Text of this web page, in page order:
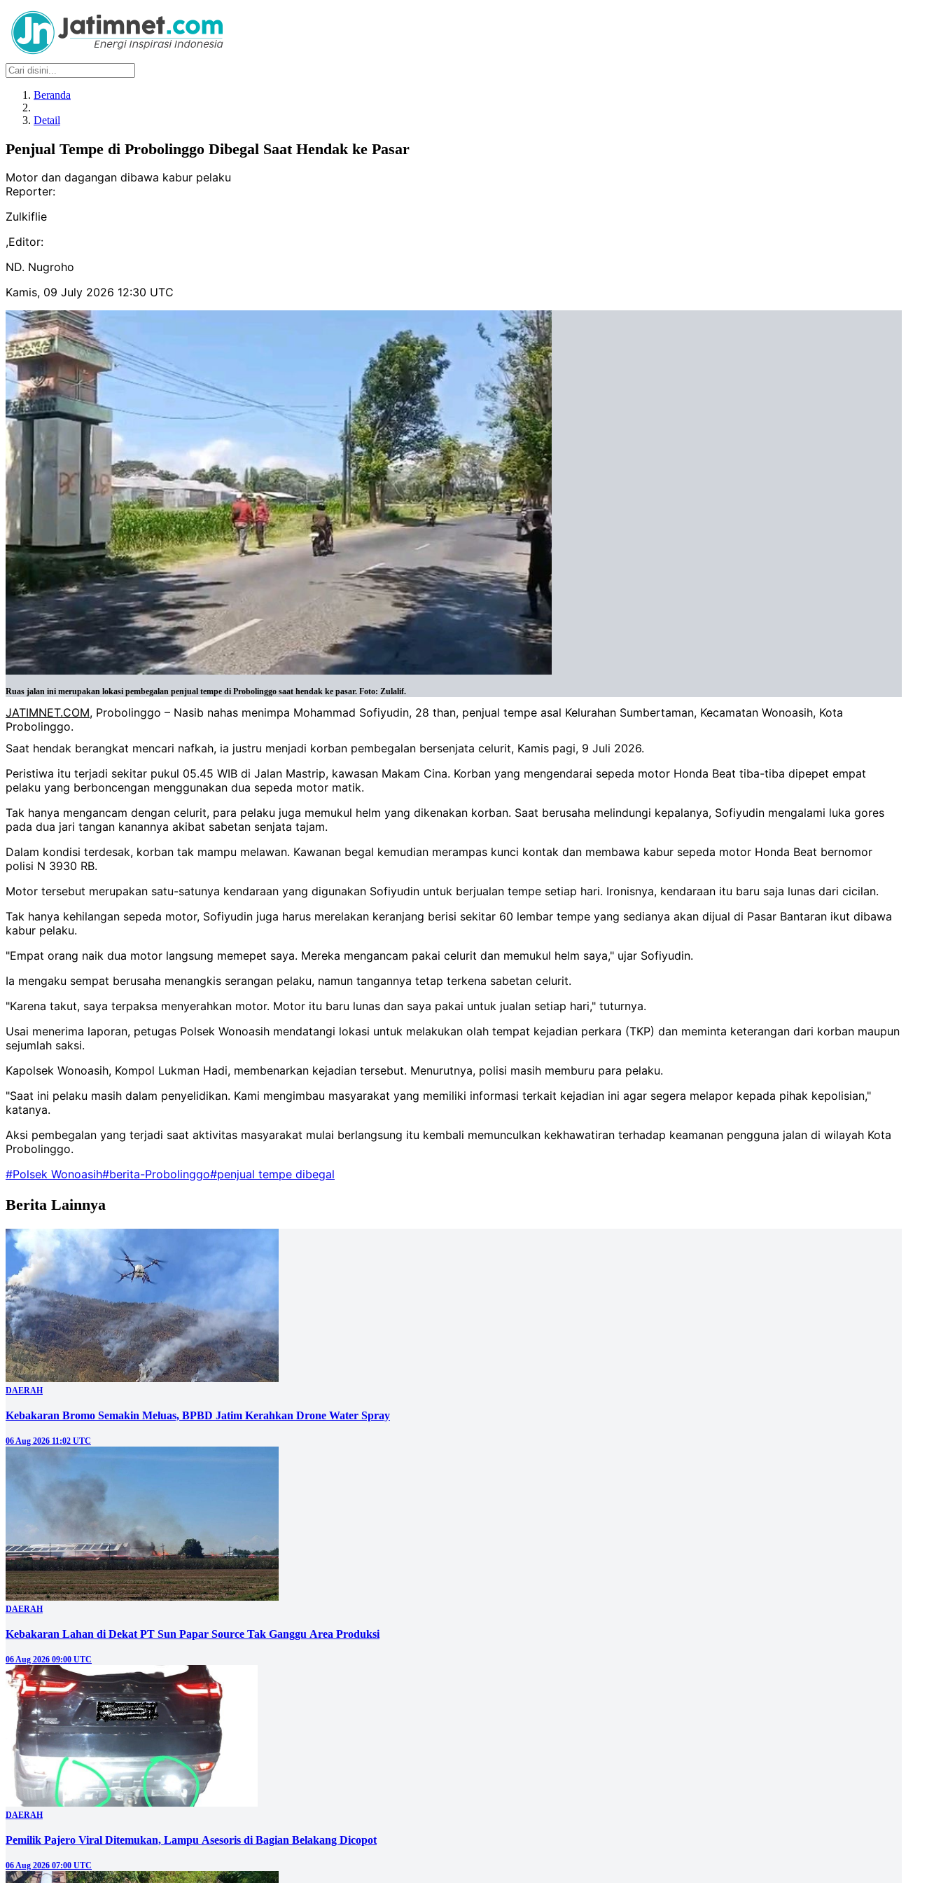
Beranda
Detail
Penjual Tempe di Probolinggo Dibegal Saat Hendak ke Pasar
Motor dan dagangan dibawa kabur pelaku
Reporter:
Zulkiflie
,Editor:
ND. Nugroho
Kamis, 09 July 2026 12:30 UTC
Ruas jalan ini merupakan lokasi pembegalan penjual tempe di Probolinggo saat hendak ke pasar. Foto: Zulalif.
JATIMNET.COM, Probolinggo – Nasib nahas menimpa Mohammad Sofiyudin, 28 than, penjual tempe asal Kelurahan Sumbertaman, Kecamatan Wonoasih, Kota
Probolinggo.
Saat hendak berangkat mencari nafkah, ia justru menjadi korban pembegalan bersenjata celurit, Kamis pagi, 9 Juli 2026.
Peristiwa itu terjadi sekitar pukul 05.45 WIB di Jalan Mastrip, kawasan Makam Cina. Korban yang mengendarai sepeda motor Honda Beat tiba-tiba dipepet empat
pelaku yang berboncengan menggunakan dua sepeda motor matik.
Tak hanya mengancam dengan celurit, para pelaku juga memukul helm yang dikenakan korban. Saat berusaha melindungi kepalanya, Sofiyudin mengalami luka gores
pada dua jari tangan kanannya akibat sabetan senjata tajam.
Dalam kondisi terdesak, korban tak mampu melawan. Kawanan begal kemudian merampas kunci kontak dan membawa kabur sepeda motor Honda Beat bernomor
polisi N 3930 RB.
Motor tersebut merupakan satu-satunya kendaraan yang digunakan Sofiyudin untuk berjualan tempe setiap hari. Ironisnya, kendaraan itu baru saja lunas dari cicilan.
Tak hanya kehilangan sepeda motor, Sofiyudin juga harus merelakan keranjang berisi sekitar 60 lembar tempe yang sedianya akan dijual di Pasar Bantaran ikut dibawa
kabur pelaku.
"Empat orang naik dua motor langsung memepet saya. Mereka mengancam pakai celurit dan memukul helm saya," ujar Sofiyudin.
Ia mengaku sempat berusaha menangkis serangan pelaku, namun tangannya tetap terkena sabetan celurit.
"Karena takut, saya terpaksa menyerahkan motor. Motor itu baru lunas dan saya pakai untuk jualan setiap hari," tuturnya.
Usai menerima laporan, petugas Polsek Wonoasih mendatangi lokasi untuk melakukan olah tempat kejadian perkara (TKP) dan meminta keterangan dari korban maupun
sejumlah saksi.
Kapolsek Wonoasih, Kompol Lukman Hadi, membenarkan kejadian tersebut. Menurutnya, polisi masih memburu para pelaku.
"Saat ini pelaku masih dalam penyelidikan. Kami mengimbau masyarakat yang memiliki informasi terkait kejadian ini agar segera melapor kepada pihak kepolisian,"
katanya.
Aksi pembegalan yang terjadi saat aktivitas masyarakat mulai berlangsung itu kembali memunculkan kekhawatiran terhadap keamanan pengguna jalan di wilayah Kota
Probolinggo.
#Polsek Wonoasih#berita-Probolinggo#penjual tempe dibegal
Berita Lainnya
DAERAH
Kebakaran Bromo Semakin Meluas, BPBD Jatim Kerahkan Drone Water Spray
06 Aug 2026 11:02 UTC
DAERAH
Kebakaran Lahan di Dekat PT Sun Papar Source Tak Ganggu Area Produksi
06 Aug 2026 09:00 UTC
DAERAH
Pemilik Pajero Viral Ditemukan, Lampu Asesoris di Bagian Belakang Dicopot
06 Aug 2026 07:00 UTC